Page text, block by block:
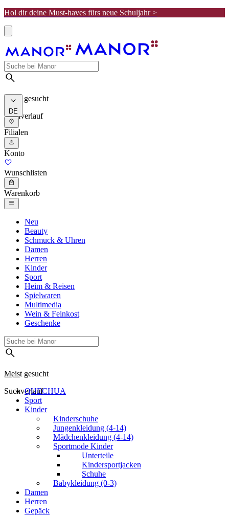
Hol dir deine Must-haves fürs neue Schuljahr >
Meist gesucht
Suchverlauf
DE
Filialen
Konto
Wunschlisten
Warenkorb
Neu
Beauty
Schmuck & Uhren
Damen
Herren
Kinder
Sport
Heim & Reisen
Spielwaren
Multimedia
Wein & Feinkost
Geschenke
Meist gesucht
SuchverlaufQUECHUA
Sport
Kinder
Kinderschuhe
Jungenkleidung (4-14)
Mädchenkleidung (4-14)
Sportmode Kinder
Unterteile
Kindersportjacken
Schuhe
Babykleidung (0-3)
Damen
Herren
Gepäck